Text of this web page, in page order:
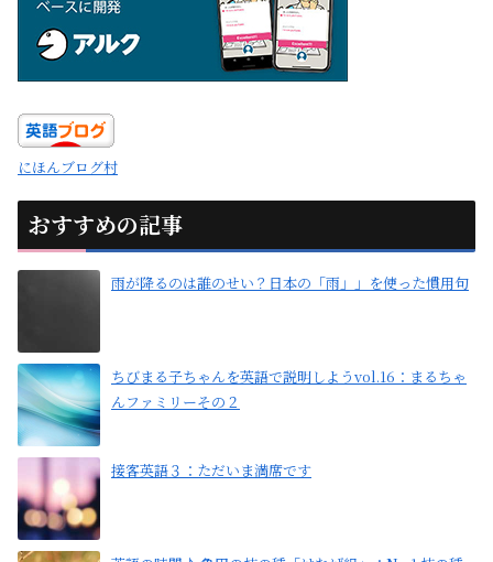
にほんブログ村
おすすめの記事
雨が降るのは誰のせい？日本の「雨」」を使った慣用句
ちびまる子ちゃんを英語で説明しようvol.16：まるちゃ
んファミリーその２
接客英語３：ただいま満席です